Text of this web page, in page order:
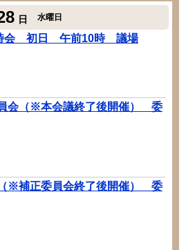
日 水曜日
会 初日 午前10時 議場
会（※本会議終了後開催） 委
※補正委員会終了後開催） 委